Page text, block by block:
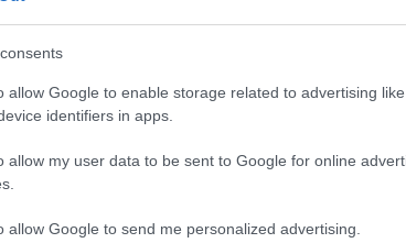
allow Google to enable storage related to advertising
identifiers in apps.
allow my user data to be sent to Google for online
allow Google to send me personalized advertising.
timelapse βίντεο κάνει σήμερα
αποτυπώνοντας τις δυσκολίες της
βίντεο… δεν βλέπουμε το λιμάνι της
την θάλασσα, καθώς τα νερά το έχουν